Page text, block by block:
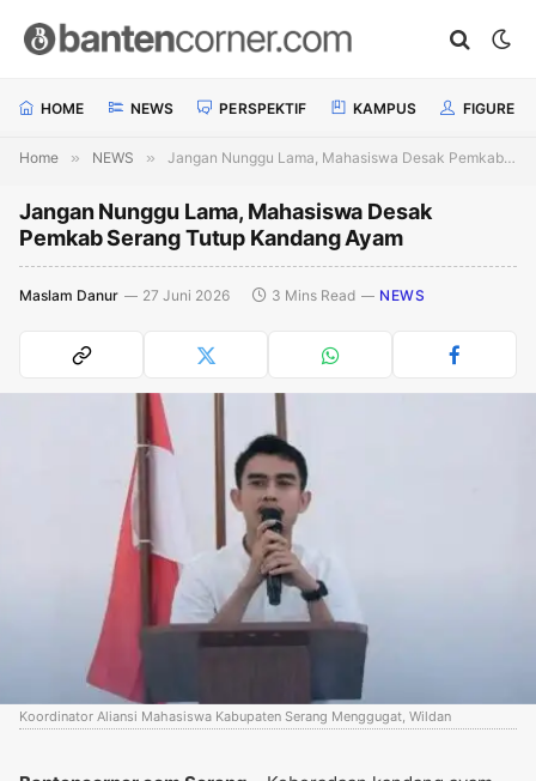
HOME NEWS PERSPEKTIF KAMPUS FIGURE
Home » NEWS » Jangan Nunggu Lama, Mahasiswa Desak Pemkab Serang Tutup Kandang Ayam
Jangan Nunggu Lama, Mahasiswa Desak
Pemkab Serang Tutup Kandang Ayam
Maslam Danur 27 Juni 2026 3 Mins Read NEWS
Koordinator Aliansi Mahasiswa Kabupaten Serang Menggugat, Wildan